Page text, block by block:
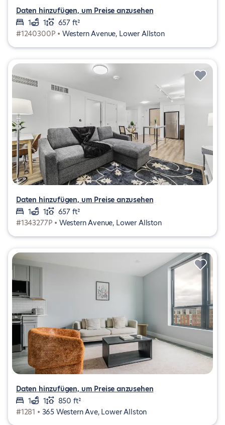
Daten hinzufügen, um Preise anzusehen
1
1
657 ft²
#1240300P • Western Avenue, Lower Allston
Daten hinzufügen, um Preise anzusehen
1
1
657 ft²
#1343277P • Western Avenue, Lower Allston
Daten hinzufügen, um Preise anzusehen
1
1
850 ft²
#1281 • 365 Western Ave, Lower Allston